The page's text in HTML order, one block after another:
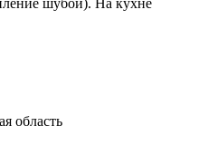
шубой). На кухне
область